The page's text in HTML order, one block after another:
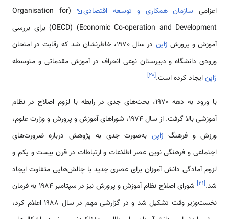
اعزامی سازمان همکاری و توسعه اقتصادی
(Organisation for
Economic Co-operation and Development) (OECD) برای بررسی
آموزش و پرورش ژاپن
در سال 1970، خاطرنشان شد که رقابت در امتحان
ورودی دانشگاه و دبیرستان نوعی انحراف در آموزش مقدماتی و متوسطه
ژاپنایجاد کرده است.[۲۰]
با ورود به دهه 1970، بحث‌های جدی در رابطه با لزوم اصلاح در نظام
آموزشی بالا گرفت. از سال 1974، شوراهای آموزش و پرورش و وزارت علوم،
ورزش و فرهنگ ژاپن به‌صورت جدی به پژوهش درباره ضرورت‌های
اجتماعی و فرهنگی نوین عصر اطلاعات و ارتباطات در قرن بیست و یکم و
لزوم آمادگی دانش آموزان برای عصری جدید با چالش‌هایی متفاوت ایجاد
شد.[۲۱]
شورای اصلاح نظام آموزش و پرورش نیز در سپتامبر 1984 به فرمان
نخست‌وزیر وقت تشکیل شد و در گزارشی مهم در سال 1988 اعلام کرد،